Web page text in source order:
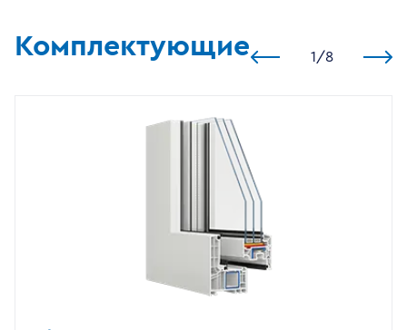
Комплектующие 1 /8